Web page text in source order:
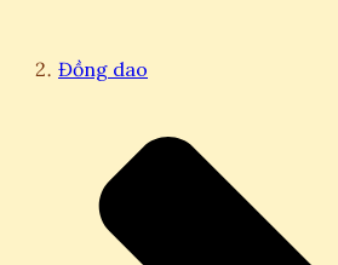
Đồng dao